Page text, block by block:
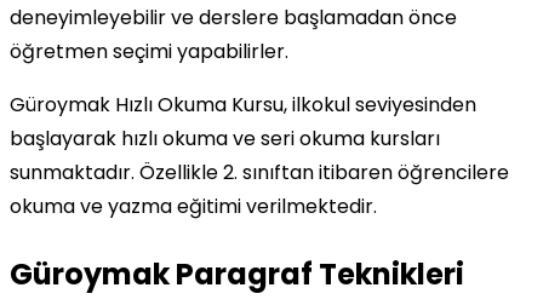
deneyimleyebilir ve derslere başlamadan önce
öğretmen seçimi yapabilirler.
Güroymak Hızlı Okuma Kursu, ilkokul seviyesinden
başlayarak hızlı okuma ve seri okuma kursları
sunmaktadır. Özellikle 2. sınıftan itibaren öğrencilere
okuma ve yazma eğitimi verilmektedir.
Güroymak Paragraf Teknikleri